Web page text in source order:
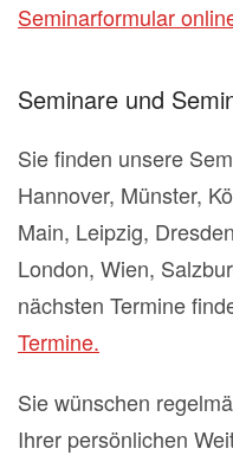
Seminarformular
Seminare und
Sie finden unsere
Hannover, Münster,
Main, Leipzig,
London, Wien,
nächsten Termine
Termine.
Sie wünschen
Ihrer persönlichen